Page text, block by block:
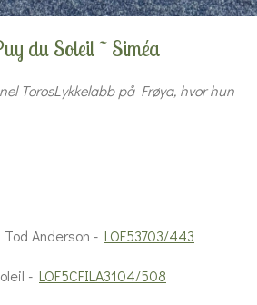
du Soleil ~ Siméa
TorosLykkelabb på Frøya, hvor hun
Anderson - LOF53703/443
- LOF5CFILA3104/508